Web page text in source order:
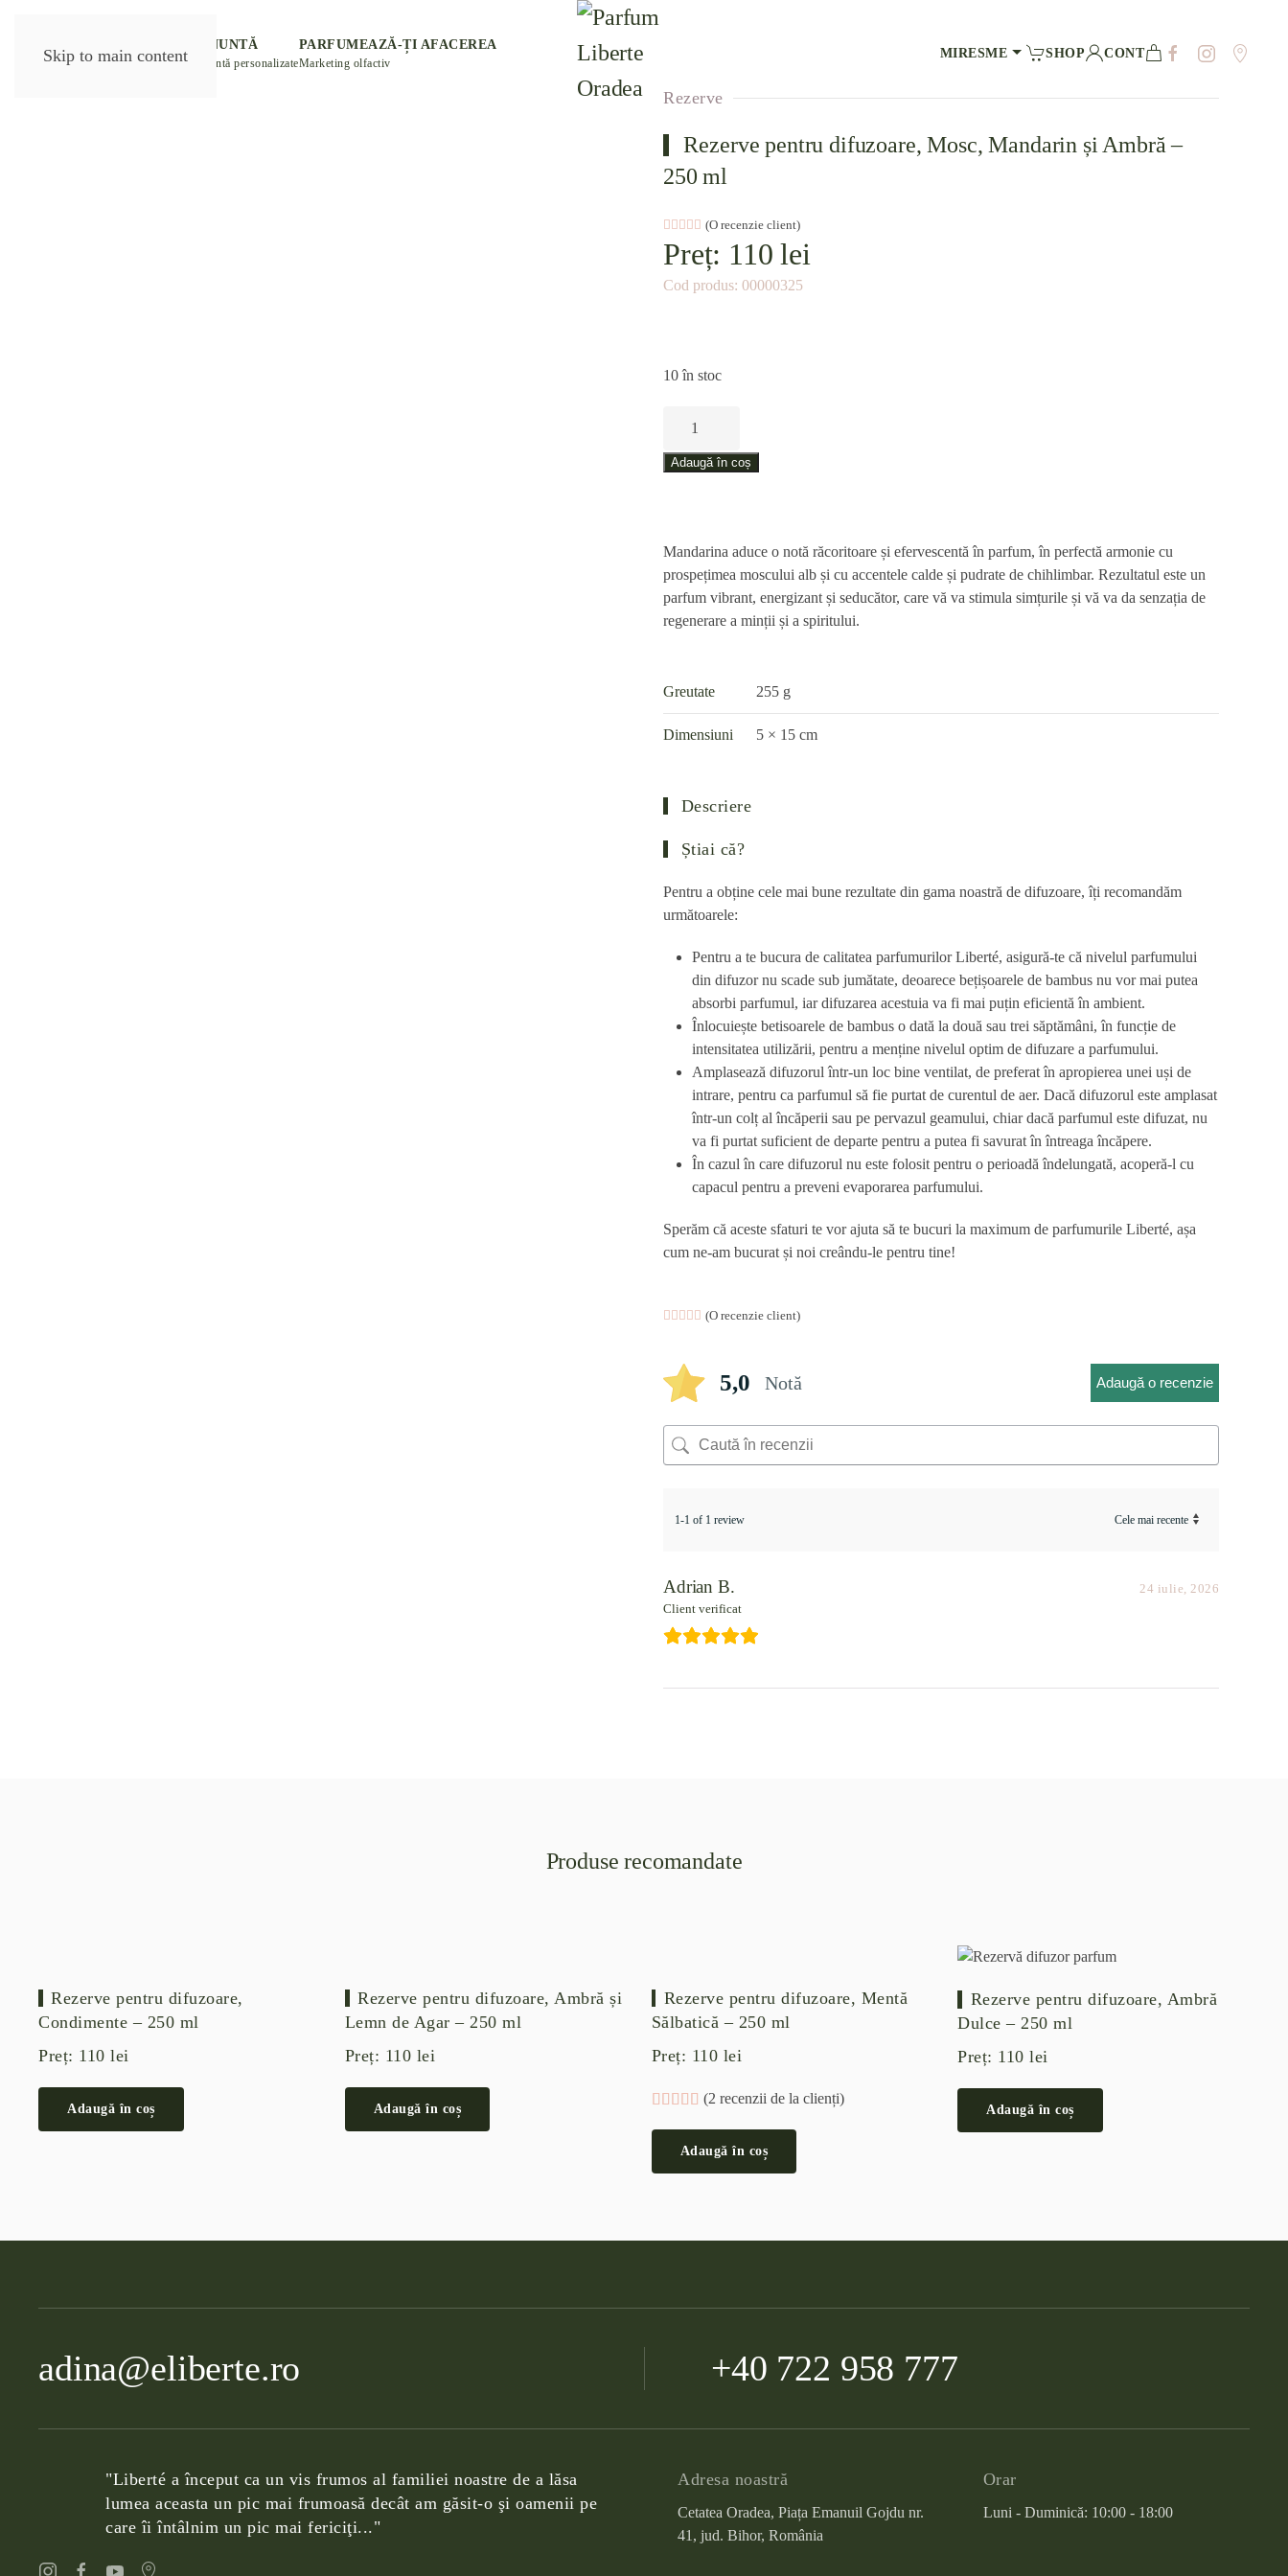
Skip to main content
eLiberte
PARFUM NUNTĂ
Mărturii de nuntă personalizate
PARFUMEAZĂ-ȚI AFACEREA
Marketing olfactiv
MIRESME SHOP CONT
Rezerve
Rezerve pentru difuzoare, Mosc, Mandarin și Ambră –
250 ml
Evaluat la5.00din 5 pe baza unei singure evaluări
(O recenzie client)
Preț: 110lei
Cod produs: 00000325
10 în stoc
pentru
și
Ambră
–
250
Adaugă în coș
Mandarina aduce o notă răcoritoare și efervescentă în parfum, în perfectă armonie cu
prospețimea moscului alb și cu accentele calde și pudrate de chihlimbar. Rezultatul este un
parfum vibrant, energizant și seducător, care vă va stimula simțurile și vă va da senzația de
regenerare a minții și a spiritului.
Greutate 255 g
Dimensiuni 5 × 15 cm
Descriere
Știai că?
Pentru a obține cele mai bune rezultate din gama noastră de difuzoare, îți recomandăm
următoarele:
Pentru a te bucura de calitatea parfumurilor Liberté, asigură-te că nivelul parfumului
din difuzor nu scade sub jumătate, deoarece bețișoarele de bambus nu vor mai putea
absorbi parfumul, iar difuzarea acestuia va fi mai puțin eficientă în ambient.
Înlocuiește betisoarele de bambus o dată la două sau trei săptămâni, în funcție de
intensitatea utilizării, pentru a menține nivelul optim de difuzare a parfumului.
Amplasează difuzorul într-un loc bine ventilat, de preferat în apropierea unei uși de
intrare, pentru ca parfumul să fie purtat de curentul de aer. Dacă difuzorul este amplasat
într-un colț al încăperii sau pe pervazul geamului, chiar dacă parfumul este difuzat, nu
va fi purtat suficient de departe pentru a putea fi savurat în întreaga încăpere.
În cazul în care difuzorul nu este folosit pentru o perioadă îndelungată, acoperă-l cu
capacul pentru a preveni evaporarea parfumului.
Sperăm că aceste sfaturi te vor ajuta să te bucuri la maximum de parfumurile Liberté, așa
cum ne-am bucurat și noi creându-le pentru tine!
Evaluat la5.00din 5 pe baza unei singure evaluări
(O recenzie client)
5,0 Notă Adaugă o recenzie
1-1 of 1 review
Adrian B.
Client verificat
24 iulie, 2026
Produse recomandate
Rezerve pentru difuzoare,
Condimente – 250 ml
Preț: 110 lei
Adaugă în coș
Rezerve pentru difuzoare, Ambră și
Lemn de Agar – 250 ml
Preț: 110 lei
Adaugă în coș
Rezerve pentru difuzoare, Mentă
Sălbatică – 250 ml
Preț: 110 lei
Evaluat la5.00din 5 pe baza a
2(2 recenzii de la clienți)
Adaugă în coș
Rezerve pentru difuzoare, Ambră
Dulce – 250 ml
Preț: 110lei
Adaugă în coș
adina@eliberte.ro +40 722 958 777
"Liberté a început ca un vis frumos al familiei noastre de a lăsa
lumea aceasta un pic mai frumoasă decât am găsit-o şi oamenii pe
care îi întâlnim un pic mai fericiţi..."
Adresa noastră
Cetatea Oradea, Piața Emanuil Gojdu nr.
41, jud. Bihor, România
Orar
Luni - Duminică: 10:00 - 18:00